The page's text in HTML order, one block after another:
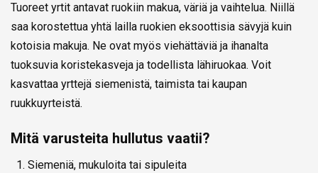
Tuoreet yrtit antavat ruokiin makua, väriä ja vaihtelua. Niillä
saa korostettua yhtä lailla ruokien eksoottisia sävyjä kuin
kotoisia makuja. Ne ovat myös viehättäviä ja ihanalta
tuoksuvia koristekasveja ja todellista lähiruokaa. Voit
kasvattaa yrttejä siemenistä, taimista tai kaupan
ruukkuyrteistä.
Mitä varusteita hullutus vaatii?
Siemeniä, mukuloita tai sipuleita